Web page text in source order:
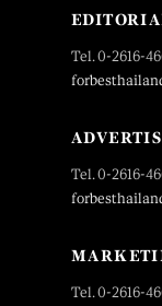
Tel. 0-2616-
Tel. 0-2616-
Tel. 0-2616-